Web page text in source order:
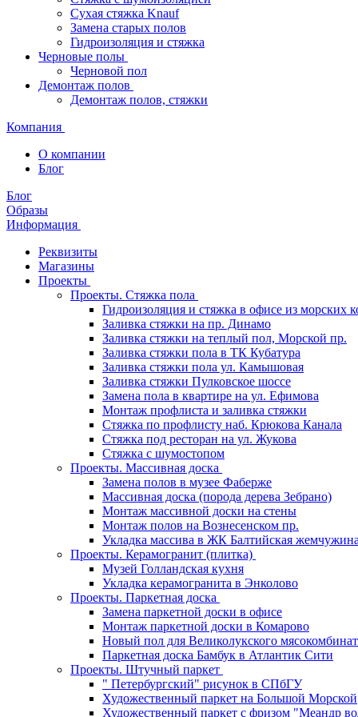
Сухая стяжка Knauf
Замена старых полов
Гидроизоляция и стяжка
Черновые полы
Черновой пол
Демонтаж полов
Демонтаж полов, стяжки
Компания
О компании
Блог
Блог
Образы
Информация
Реквизиты
Магазины
Проекты
Проекты. Стяжка пола
Гидроизоляция и стяжка в офисе из морских
Заливка стяжки на пр. Динамо
Заливка стяжки на теплый пол, Морской пр.
Заливка стяжки пола в ТК Кубатура
Заливка стяжки пола ул. Камышовая
Заливка стяжки Пулковское шоссе
Замена пола в квартире на ул. Ефимова
Монтаж профлиста и заливка стяжки
Стяжка по профлисту наб. Крюкова Канала
Стяжка под ресторан на ул. Жукова
Стяжка с шумостопом
Проекты. Массивная доска
Замена полов в музее Фаберже
Массивная доска (порода дерева Зебрано)
Монтаж массивной доски на стены
Монтаж полов на Вознесенском пр.
Укладка массива в ЖК Балтийская жемчужина
Проекты. Керамогранит (плитка)
Музей Голландская кухня
Укладка керамогранита в Энколово
Проекты. Паркетная доска
Замена паркетной доски в офисе
Монтаж паркетной доски в Комарово
Новый пол для Великолукского
Паркетная доска Бамбук в Атлантик Сити
Проекты. Штучный паркет
" Петербургский" рисунок в СПбГУ
Художественный паркет на Большой Морской
Художественный паркет с фризом "Меандр